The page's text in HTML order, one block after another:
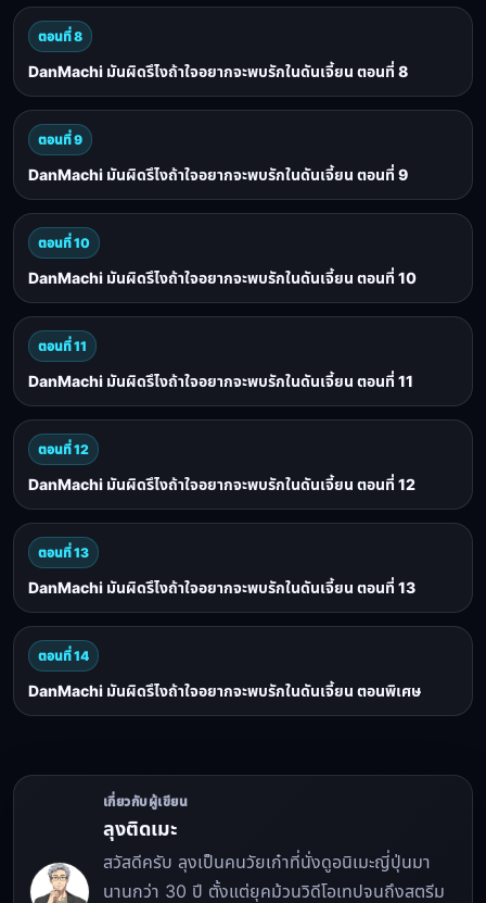
ตอนที่ 8
DanMachi มันผิดรึไงถ้าใจอยากจะพบรักในดันเจี้ยน ตอนที่ 8
ตอนที่ 9
DanMachi มันผิดรึไงถ้าใจอยากจะพบรักในดันเจี้ยน ตอนที่ 9
ตอนที่ 10
DanMachi มันผิดรึไงถ้าใจอยากจะพบรักในดันเจี้ยน ตอนที่ 10
ตอนที่ 11
DanMachi มันผิดรึไงถ้าใจอยากจะพบรักในดันเจี้ยน ตอนที่ 11
ตอนที่ 12
DanMachi มันผิดรึไงถ้าใจอยากจะพบรักในดันเจี้ยน ตอนที่ 12
ตอนที่ 13
DanMachi มันผิดรึไงถ้าใจอยากจะพบรักในดันเจี้ยน ตอนที่ 13
ตอนที่ 14
DanMachi มันผิดรึไงถ้าใจอยากจะพบรักในดันเจี้ยน ตอนพิเศษ
เกี่ยวกับผู้เขียน
ลุงติดเมะ
สวัสดีครับ ลุงเป็นคนวัยเก๋าที่นั่งดูอนิเมะญี่ปุ่นมา
นานกว่า 30 ปี ตั้งแต่ยุคม้วนวิดีโอเทปจนถึงสตรีม